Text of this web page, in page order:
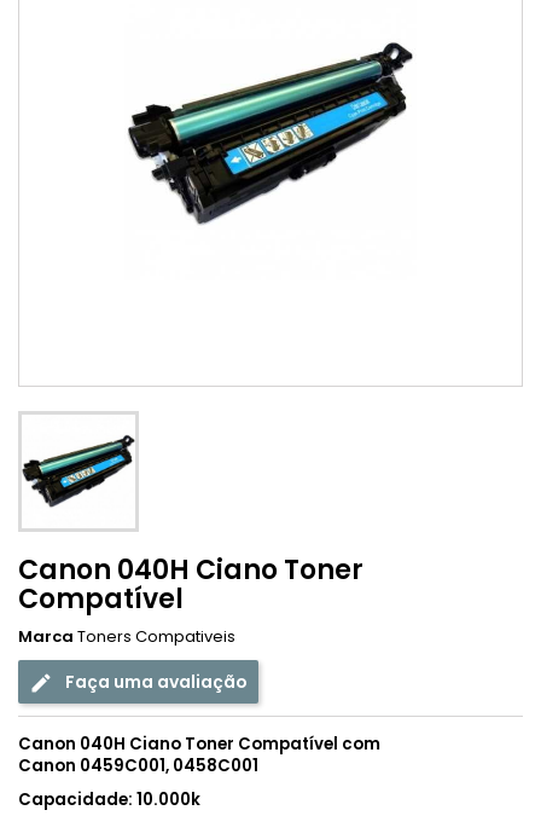
Canon 040H Ciano Toner
Compatível
Marca Toners Compativeis
Faça uma avaliação
Canon 040H Ciano Toner Compatível com
Canon 0459C001, 0458C001
Capacidade: 10.000k